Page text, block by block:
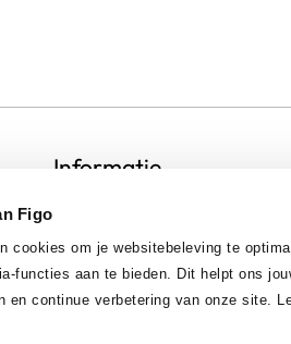
Figo
cookies om je websitebeleving te
functies aan te bieden. Dit helpt ons
en continue verbetering van onze site.
Informatie
Privacystatement